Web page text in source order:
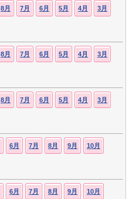
8月 7月 6月 5月 4月 3月
8月 7月 6月 5月 4月 3月
8月 7月 6月 5月 4月 3月
6月 7月 8月 9月 10月
6月 7月 8月 9月 10月